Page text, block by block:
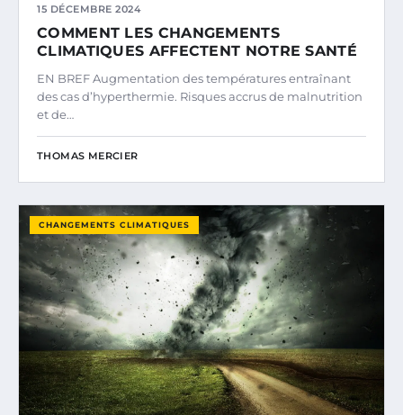
15 DÉCEMBRE 2024
COMMENT LES CHANGEMENTS
CLIMATIQUES AFFECTENT NOTRE SANTÉ
EN BREF Augmentation des températures entraînant
des cas d’hyperthermie. Risques accrus de malnutrition
et de…
THOMAS MERCIER
CHANGEMENTS CLIMATIQUES